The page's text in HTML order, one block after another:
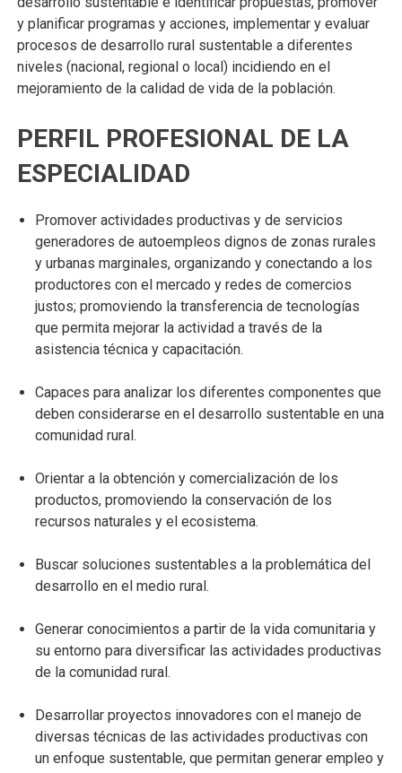
y planificar programas y acciones, implementar y evaluar
procesos de desarrollo rural sustentable a diferentes
niveles (nacional, regional o local) incidiendo en el
mejoramiento de la calidad de vida de la población.
PERFIL PROFESIONAL DE LA
ESPECIALIDAD
Promover actividades productivas y de servicios
generadores de autoempleos dignos de zonas rurales
y urbanas marginales, organizando y conectando a los
productores con el mercado y redes de comercios
justos; promoviendo la transferencia de tecnologías
que permita mejorar la actividad a través de la
asistencia técnica y capacitación.
Capaces para analizar los diferentes componentes que
deben considerarse en el desarrollo sustentable en una
comunidad rural.
Orientar a la obtención y comercialización de los
productos, promoviendo la conservación de los
recursos naturales y el ecosistema.
Buscar soluciones sustentables a la problemática del
desarrollo en el medio rural.
Generar conocimientos a partir de la vida comunitaria y
su entorno para diversificar las actividades productivas
de la comunidad rural.
Desarrollar proyectos innovadores con el manejo de
diversas técnicas de las actividades productivas con
un enfoque sustentable, que permitan generar empleo y